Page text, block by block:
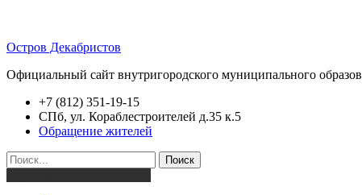
Остров Декабристов
Официальный сайт внутригородского муниципального
+7 (812) 351-19-15
СПб, ул. Кораблестроителей д.35 к.5
Обращение жителей
Поиск